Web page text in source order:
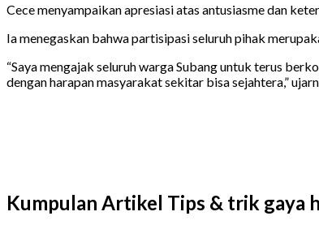
Cece menyampaikan apresiasi atas antusiasme dan
Ia menegaskan bahwa partisipasi seluruh pihak
“Saya mengajak seluruh warga Subang untuk terus
dengan harapan masyarakat sekitar bisa sejahtera,”
Kumpulan Artikel Tips & trik gaya